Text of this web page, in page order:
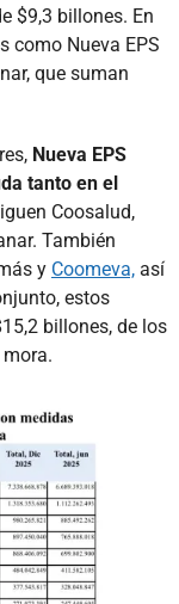
$9,3 billones. En
como Nueva EPS
que suman
Nueva EPS
tanto en el
Coosalud,
También
y Coomeva, así
estos
billones, de los